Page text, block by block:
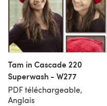
Tam in Cascade 220
Superwash - W277
PDF téléchargeable,
Anglais